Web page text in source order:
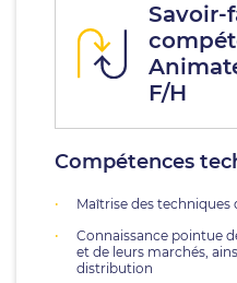
Savoir-
F/H
Compétences
Maîtrise des
Connaissance pointue
et de leurs marchés,
distribution